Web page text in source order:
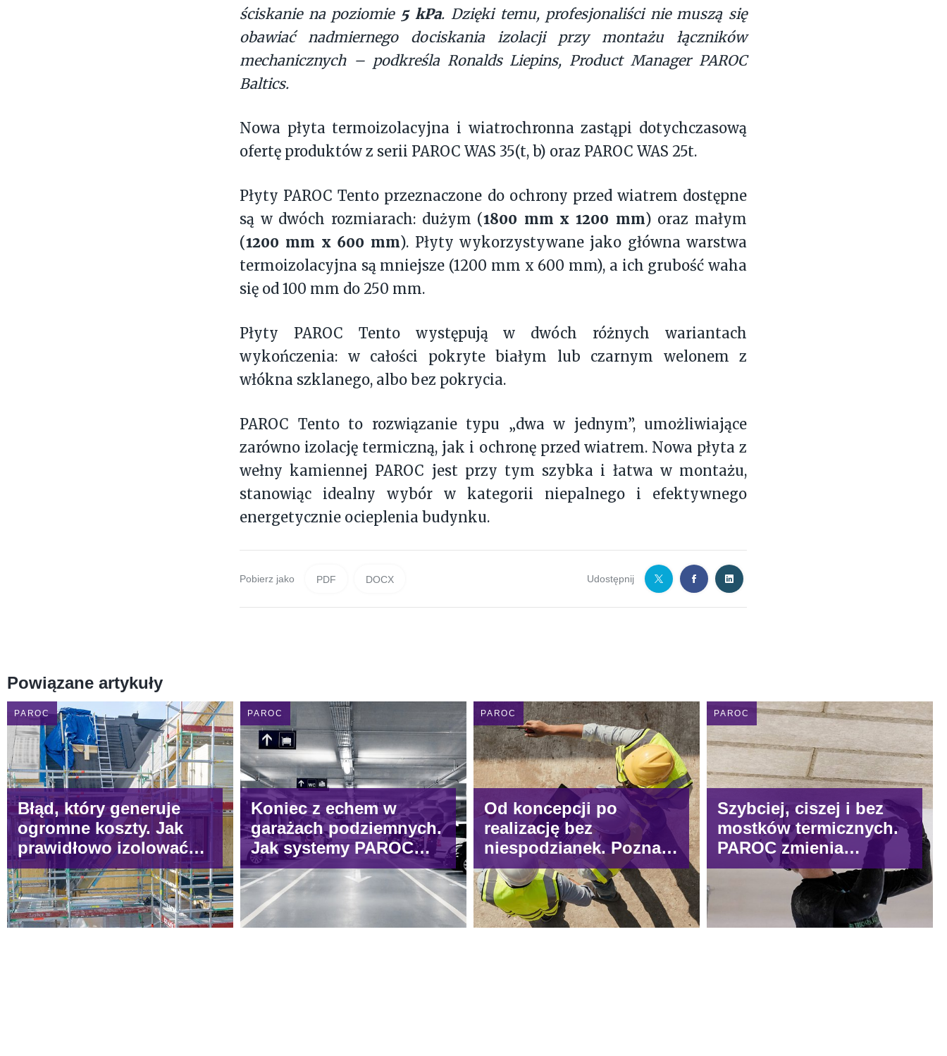
ściskanie na poziomie 5 kPa. Dzięki temu, profesjonaliści nie muszą się
obawiać nadmiernego dociskania izolacji przy montażu łączników
mechanicznych – podkreśla Ronalds Liepins, Product Manager PAROC
Baltics.
Nowa płyta termoizolacyjna i wiatrochronna zastąpi dotychczasową
ofertę produktów z serii PAROC WAS 35(t, b) oraz PAROC WAS 25t.
Płyty PAROC Tento przeznaczone do ochrony przed wiatrem dostępne
są w dwóch rozmiarach: dużym (1800 mm x 1200 mm) oraz małym
(1200 mm x 600 mm). Płyty wykorzystywane jako główna warstwa
termoizolacyjna są mniejsze (1200 mm x 600 mm), a ich grubość waha
się od 100 mm do 250 mm.
Płyty PAROC Tento występują w dwóch różnych wariantach
wykończenia: w całości pokryte białym lub czarnym welonem z
włókna szklanego, albo bez pokrycia.
PAROC Tento to rozwiązanie typu „dwa w jednym”, umożliwiające
zarówno izolację termiczną, jak i ochronę przed wiatrem. Nowa płyta z
wełny kamiennej PAROC jest przy tym szybka i łatwa w montażu,
stanowiąc idealny wybór w kategorii niepalnego i efektywnego
energetycznie ocieplenia budynku.
Pobierz jako PDF DOCX Udostępnij
Powiązane artykuły
PAROC
Błąd, który generuje
ogromne koszty. Jak
prawidłowo izolować
domy drewniane, by
uniknąć kondensacji?
PAROC
Koniec z echem w
garażach podziemnych.
Jak systemy PAROC
rozwiązują problem
uciążliwego pogłosu?
PAROC
Od koncepcji po
realizację bez
niespodzianek. Poznaj
narzędzia, które
wspierają codzienną
pracę architektów
PAROC
Szybciej, ciszej i bez
mostków termicznych.
PAROC zmienia
standardy izolacji
stropów garażowych